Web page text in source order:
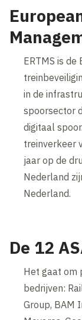
ERTMS is
in de
spoorsector
digitaal
treinverkeer
jaar op de
Nederland
Nederland.
De 12
Het gaat om
bedrijven:
Group, BAM